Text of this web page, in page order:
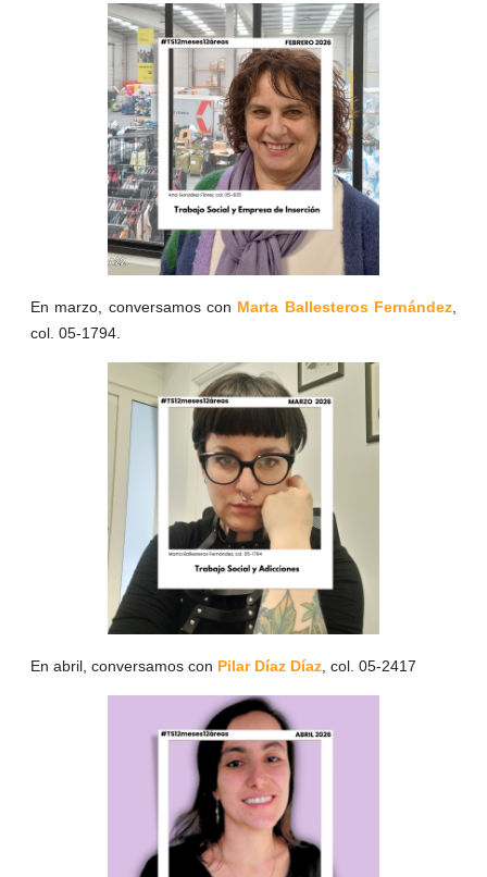
En marzo, conversamos con Marta Ballesteros Fernández
col. 05-1794.
En abril, conversamos con Pilar Díaz Díaz , col. 05-2417